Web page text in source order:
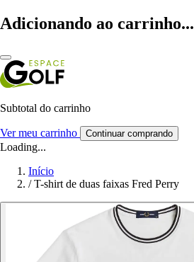
Adicionando ao carrinho...
Subtotal do carrinho
Ver meu carrinho Continuar comprando
Loading...
Início
/ T-shirt de duas faixas Fred Perry